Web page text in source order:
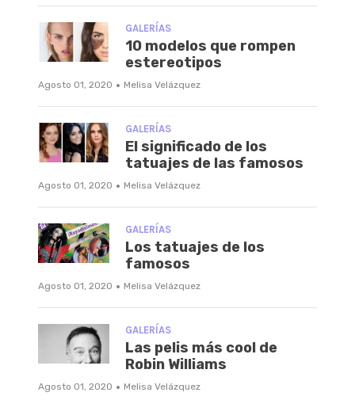
GALERÍAS
10 modelos que rompen
estereotipos
Agosto 01, 2020 · Melisa Velázquez
GALERÍAS
El significado de los
tatuajes de las famosos
Agosto 01, 2020 · Melisa Velázquez
GALERÍAS
Los tatuajes de los
famosos
Agosto 01, 2020 · Melisa Velázquez
GALERÍAS
Las pelis más cool de
Robin Williams
Agosto 01, 2020 · Melisa Velázquez